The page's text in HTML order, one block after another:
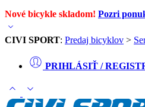
Nové bicykle skladom! Pozri
CIVI SPORT: Predaj bicyklov >
PRIHLÁSIŤ /